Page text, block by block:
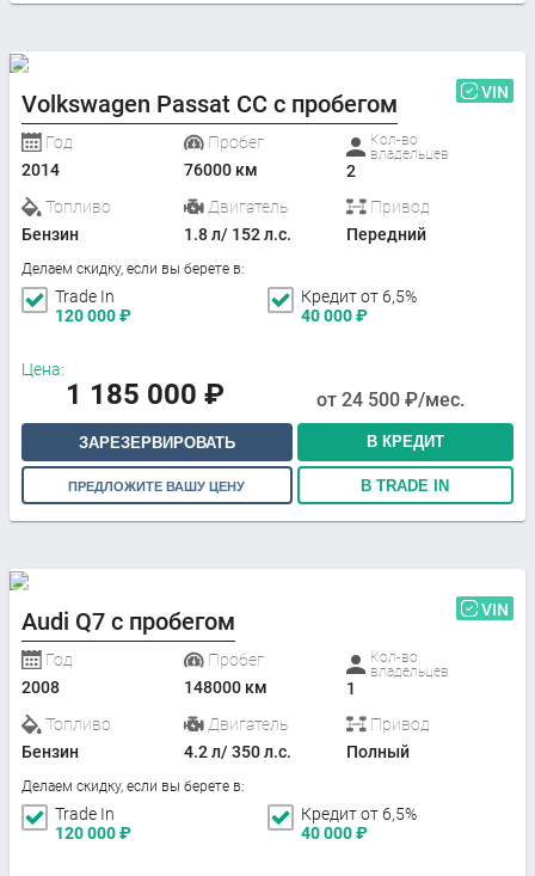
Volkswagen Passat CC с пробегом VIN
Год
2014
Пробег
76000 км
Кол-во
владельцев
2
Топливо
Бензин
Двигатель
1.8 л/ 152 л.с.
Привод
Передний
Делаем скидку, если вы берете в:
Trade In
120 000₽
Кредит от 6,5%
40 000₽
Цена:
1 185 000 ₽ от 24 500 ₽/мес.
ЗАРЕЗЕРВИРОВАТЬ В КРЕДИТ
ПРЕДЛОЖИТЕ ВАШУ ЦЕНУ В TRADE IN
Audi Q7 с пробегом VIN
Год
2008
Пробег
148000 км
Кол-во
владельцев
1
Топливо
Бензин
Двигатель
4.2 л/ 350 л.с.
Привод
Полный
Делаем скидку, если вы берете в:
Trade In
120 000₽
Кредит от 6,5%
40 000₽